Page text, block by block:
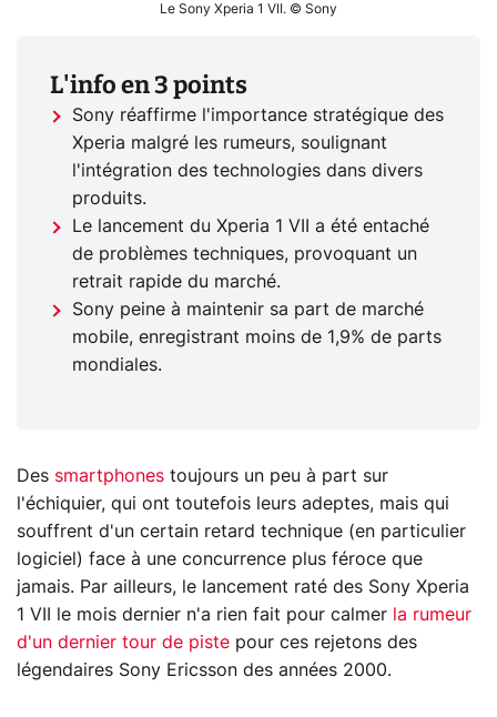
Le Sony Xperia 1 VII. © Sony
L'info en 3 points
Sony réaffirme l'importance stratégique des
Xperia malgré les rumeurs, soulignant
l'intégration des technologies dans divers
produits.
Le lancement du Xperia 1 VII a été entaché
de problèmes techniques, provoquant un
retrait rapide du marché.
Sony peine à maintenir sa part de marché
mobile, enregistrant moins de 1,9% de parts
mondiales.
Des smartphones toujours un peu à part sur
l'échiquier, qui ont toutefois leurs adeptes, mais qui
souffrent d'un certain retard technique (en particulier
logiciel) face à une concurrence plus féroce que
jamais. Par ailleurs, le lancement raté des Sony Xperia
1 VII le mois dernier n'a rien fait pour calmer la rumeur
d'un dernier tour de piste pour ces rejetons des
légendaires Sony Ericsson des années 2000.